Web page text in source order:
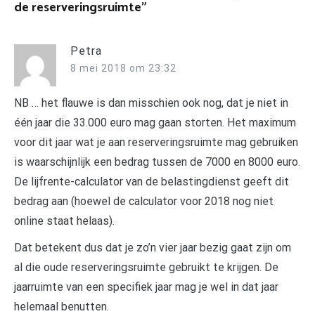
de reserveringsruimte”
Petra
8 mei 2018 om 23:32
NB … het flauwe is dan misschien ook nog, dat je niet in
één jaar die 33.000 euro mag gaan storten. Het maximum
voor dit jaar wat je aan reserveringsruimte mag gebruiken
is waarschijnlijk een bedrag tussen de 7000 en 8000 euro.
De lijfrente-calculator van de belastingdienst geeft dit
bedrag aan (hoewel de calculator voor 2018 nog niet
online staat helaas).
Dat betekent dus dat je zo’n vier jaar bezig gaat zijn om
al die oude reserveringsruimte gebruikt te krijgen. De
jaarruimte van een specifiek jaar mag je wel in dat jaar
helemaal benutten.